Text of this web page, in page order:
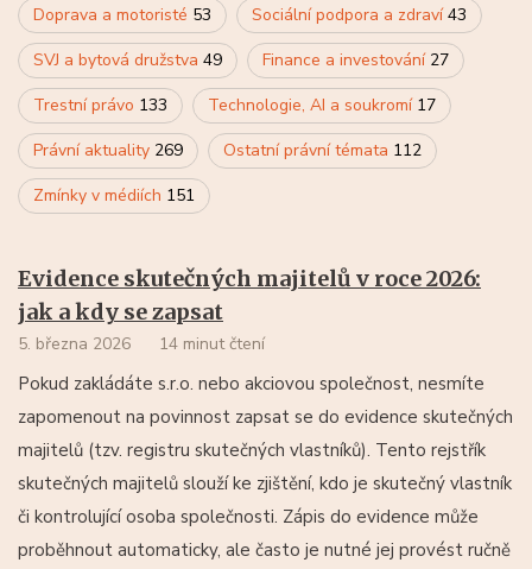
Doprava a motoristé 53 Sociální podpora a zdraví43
SVJ a bytová družstva 49 Finance a investování 27
Trestní právo 133 Technologie, AI a soukromí 17
Právní aktuality 269 Ostatní právní témata 112
Zmínky v médiích 151
Evidence skutečných majitelů v roce 2026:
jak a kdy se zapsat
5. března 2026 14 minut čtení
Pokud zakládáte s.r.o. nebo akciovou společnost, nesmíte
zapomenout na povinnost zapsat se do evidence skutečných
majitelů (tzv. registru skutečných vlastníků). Tento rejstřík
skutečných majitelů slouží ke zjištění, kdo je skutečný vlastník
či kontrolující osoba společnosti. Zápis do evidence může
proběhnout automaticky, ale často je nutné jej provést ručně